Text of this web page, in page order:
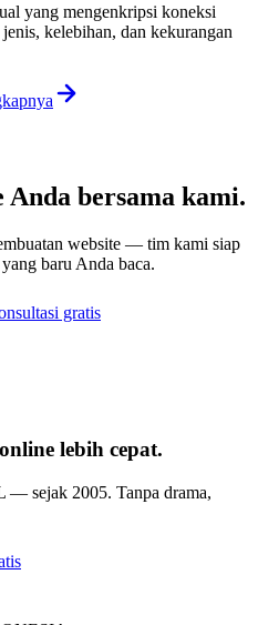
yang mengenkripsi koneksi
kelebihan, dan kekurangan
Anda bersama kami.
website — tim kami siap
baru Anda baca.
gratis
online lebih cepat.
— sejak 2005. Tanpa drama,